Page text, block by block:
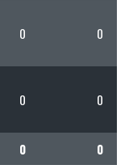
0 0
0 0
0 0